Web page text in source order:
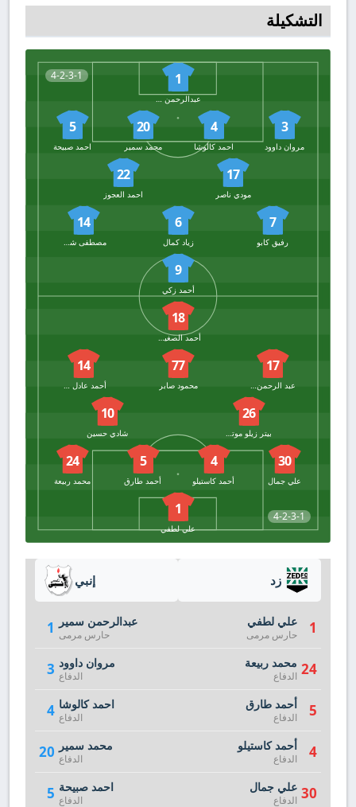
التشكيلة
4-2-3-1 1
عبدالرحمن سمير
3
مروان داوود
4
احمد كالوشا
20
محمد سمير
5
احمد صبيحة
17
مودي ناصر
22
احمد العجوز
7
رفيق كابو
6
زياد كمال
14
مصطفى شكشك
9
أحمد زكي
4-2-3-1
18
أحمد الصغيري
17
عبد الرحمن البانوبي
77
محمود صابر
14
أحمد عادل ميسي
26
بيتر زيلو موتوموسي
10
شادي حسين
30
علي جمال
4
أحمد كاستيلو
5
أحمد طارق
24
محمد ربيعة
1
علي لطفي
إنبي
1 عبدالرحمن سمير
حارس مرمى
3 مروان داوود
الدفاع
4 احمد كالوشا
الدفاع
20 محمد سمير
الدفاع
5 احمد صبيحة
الدفاع
زد
1 علي لطفي
حارس مرمى
24 محمد ربيعة
الدفاع
5 أحمد طارق
الدفاع
4 أحمد كاستيلو
الدفاع
30 علي جمال
الدفاع